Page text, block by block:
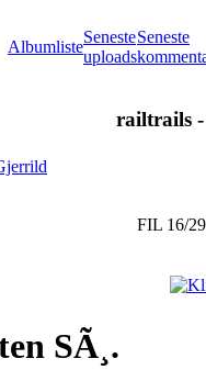
Albumliste
Seneste
uploads
Seneste
railtrails
FIL 16/29
SÃ¸.